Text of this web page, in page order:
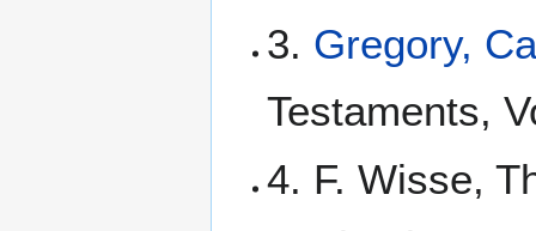
3. Gregory,
Testaments,
4. F. Wisse,